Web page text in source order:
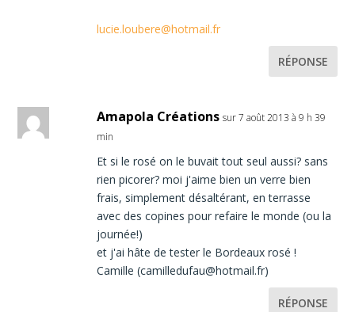
lucie.loubere@hotmail.fr
RÉPONSE
Amapola Créations sur 7 août 2013 à 9 h 39
min
Et si le rosé on le buvait tout seul aussi? sans
rien picorer? moi j'aime bien un verre bien
frais, simplement désaltérant, en terrasse
avec des copines pour refaire le monde (ou la
journée!)
et j'ai hâte de tester le Bordeaux rosé !
Camille (camilledufau@hotmail.fr)
RÉPONSE